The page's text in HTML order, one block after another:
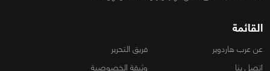
القائمة
عن عرب هاردوير
فريق التحرير
اتصل بنا
وثيقة الخصوصية